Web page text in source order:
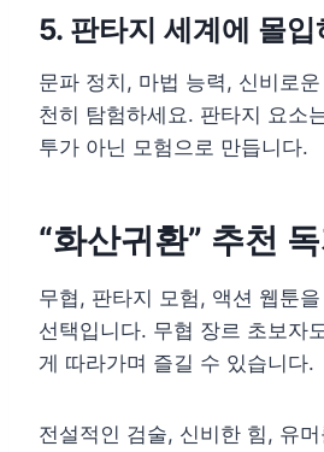
5. 판타지 세계에 몰입
문파 정치, 마법 능력, 신비로
천히 탐험하세요. 판타지 요소
투가 아닌 모험으로 만듭니다.
“화산귀환” 추천
무협, 판타지 모험, 액션 웹툰
선택입니다. 무협 장르 초보자
게 따라가며 즐길 수 있습니다.
전설적인 검술, 신비한 힘, 유